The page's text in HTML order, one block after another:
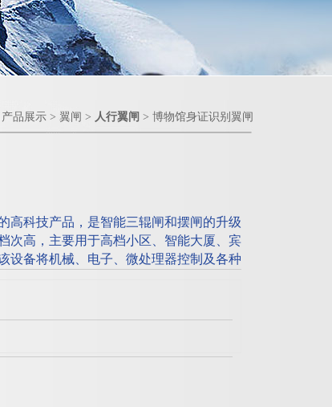
产品展示 > 翼闸 > 人行翼闸 > 博物馆身证识别翼闸
高科技产品，是智能三辊闸和摆闸的升级
次高，主要用于高档小区、智能大厦、宾
设备将机械、电子、微处理器控制及各种